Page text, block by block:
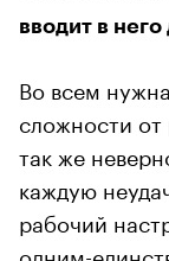
вводит в него
Во всем
сложности от
так же
каждую
рабочий
одним-